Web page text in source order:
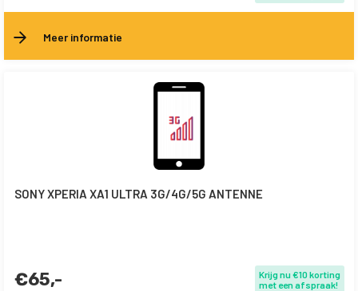
Meer informatie
SONY XPERIA XA1 ULTRA 3G/4G/5G ANTENNE
€65,-
Krijg nu €10 korting
met een afspraak!